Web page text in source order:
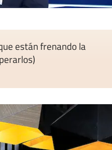
están frenando la